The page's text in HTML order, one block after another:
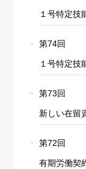
１号特定技
第74回
１号特定技
第73回
新しい在留
第72回
有期労働契